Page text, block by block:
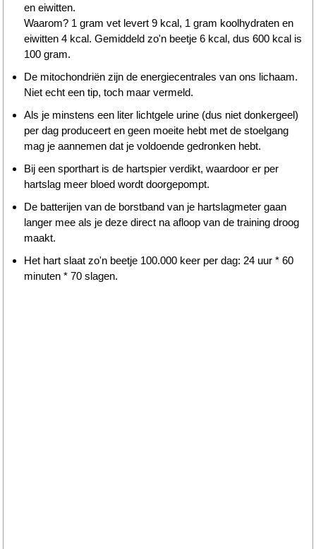
en eiwitten.
Waarom? 1 gram vet levert 9 kcal, 1 gram koolhydraten en
eiwitten 4 kcal. Gemiddeld zo'n beetje 6 kcal, dus 600 kcal is
100 gram.
De mitochondriën zijn de energiecentrales van ons lichaam.
Niet echt een tip, toch maar vermeld.
Als je minstens een liter lichtgele urine (dus niet donkergeel)
per dag produceert en geen moeite hebt met de stoelgang
mag je aannemen dat je voldoende gedronken hebt.
Bij een sporthart is de hartspier verdikt, waardoor er per
hartslag meer bloed wordt doorgepompt.
De batterijen van de borstband van je hartslagmeter gaan
langer mee als je deze direct na afloop van de training droog
maakt.
Het hart slaat zo'n beetje 100.000 keer per dag: 24 uur * 60
minuten * 70 slagen.